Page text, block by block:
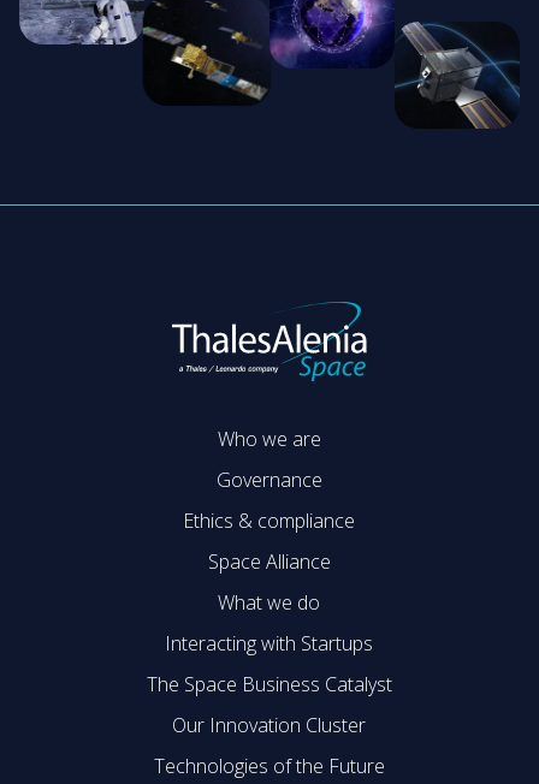
Who we are
Governance
Ethics & compliance
Space Alliance
What we do
Interacting with Startups
The Space Business Catalyst
Our Innovation Cluster
Technologies of the Future